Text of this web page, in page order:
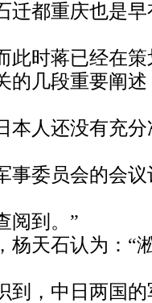
迁都重庆也是
此时蒋已经在
的几段重要阐
本人还没有充
事委员会的会
阅到。”
杨天石认为：“
到，中日两国